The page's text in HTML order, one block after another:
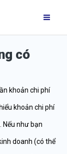
có
khoản chi phí
khoản chi phí
Nếu như bạn
doanh (có thể